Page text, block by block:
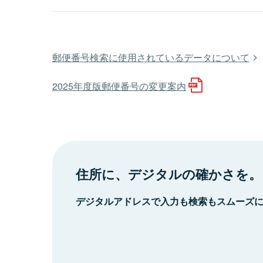
郵便番号検索に使用されているデータについて
2025年度版郵便番号の変更案内
住所に、デジタルの確かさを。
デジタルアドレスで入力も検索もスムーズ